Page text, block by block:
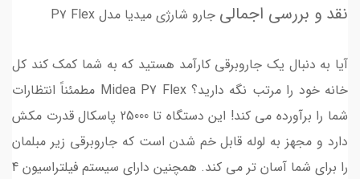
نقد و بررسی اجمالی جارو شارژی میدیا مدل P۷ Flex
آیا به دنبال یک جاروبرقی کارآمد هستید که به شما کمک کند کل
خانه خود را مرتب نگه دارید؟ Midea P7 Flex مطمئناً انتظارات
شما را برآورده می کند! این دستگاه تا 25000 پاسکال قدرت مکش
دارد و مجهز به لوله قابل خم شدن است که جاروبرقی زیر مبلمان
را برای شما آسان تر می کند. همچنین دارای سیستم فیلتراسیون 4